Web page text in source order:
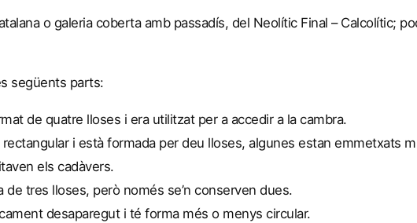
o galeria coberta amb passadís, del Neolític Final – Calcolític;
següents parts:
de quatre lloses i era utilitzat per a accedir a la cambra.
i està formada per deu lloses, algunes estan emmetxats
els cadàvers.
de tres lloses, però només se’n conserven dues.
desaparegut i té forma més o menys circular.